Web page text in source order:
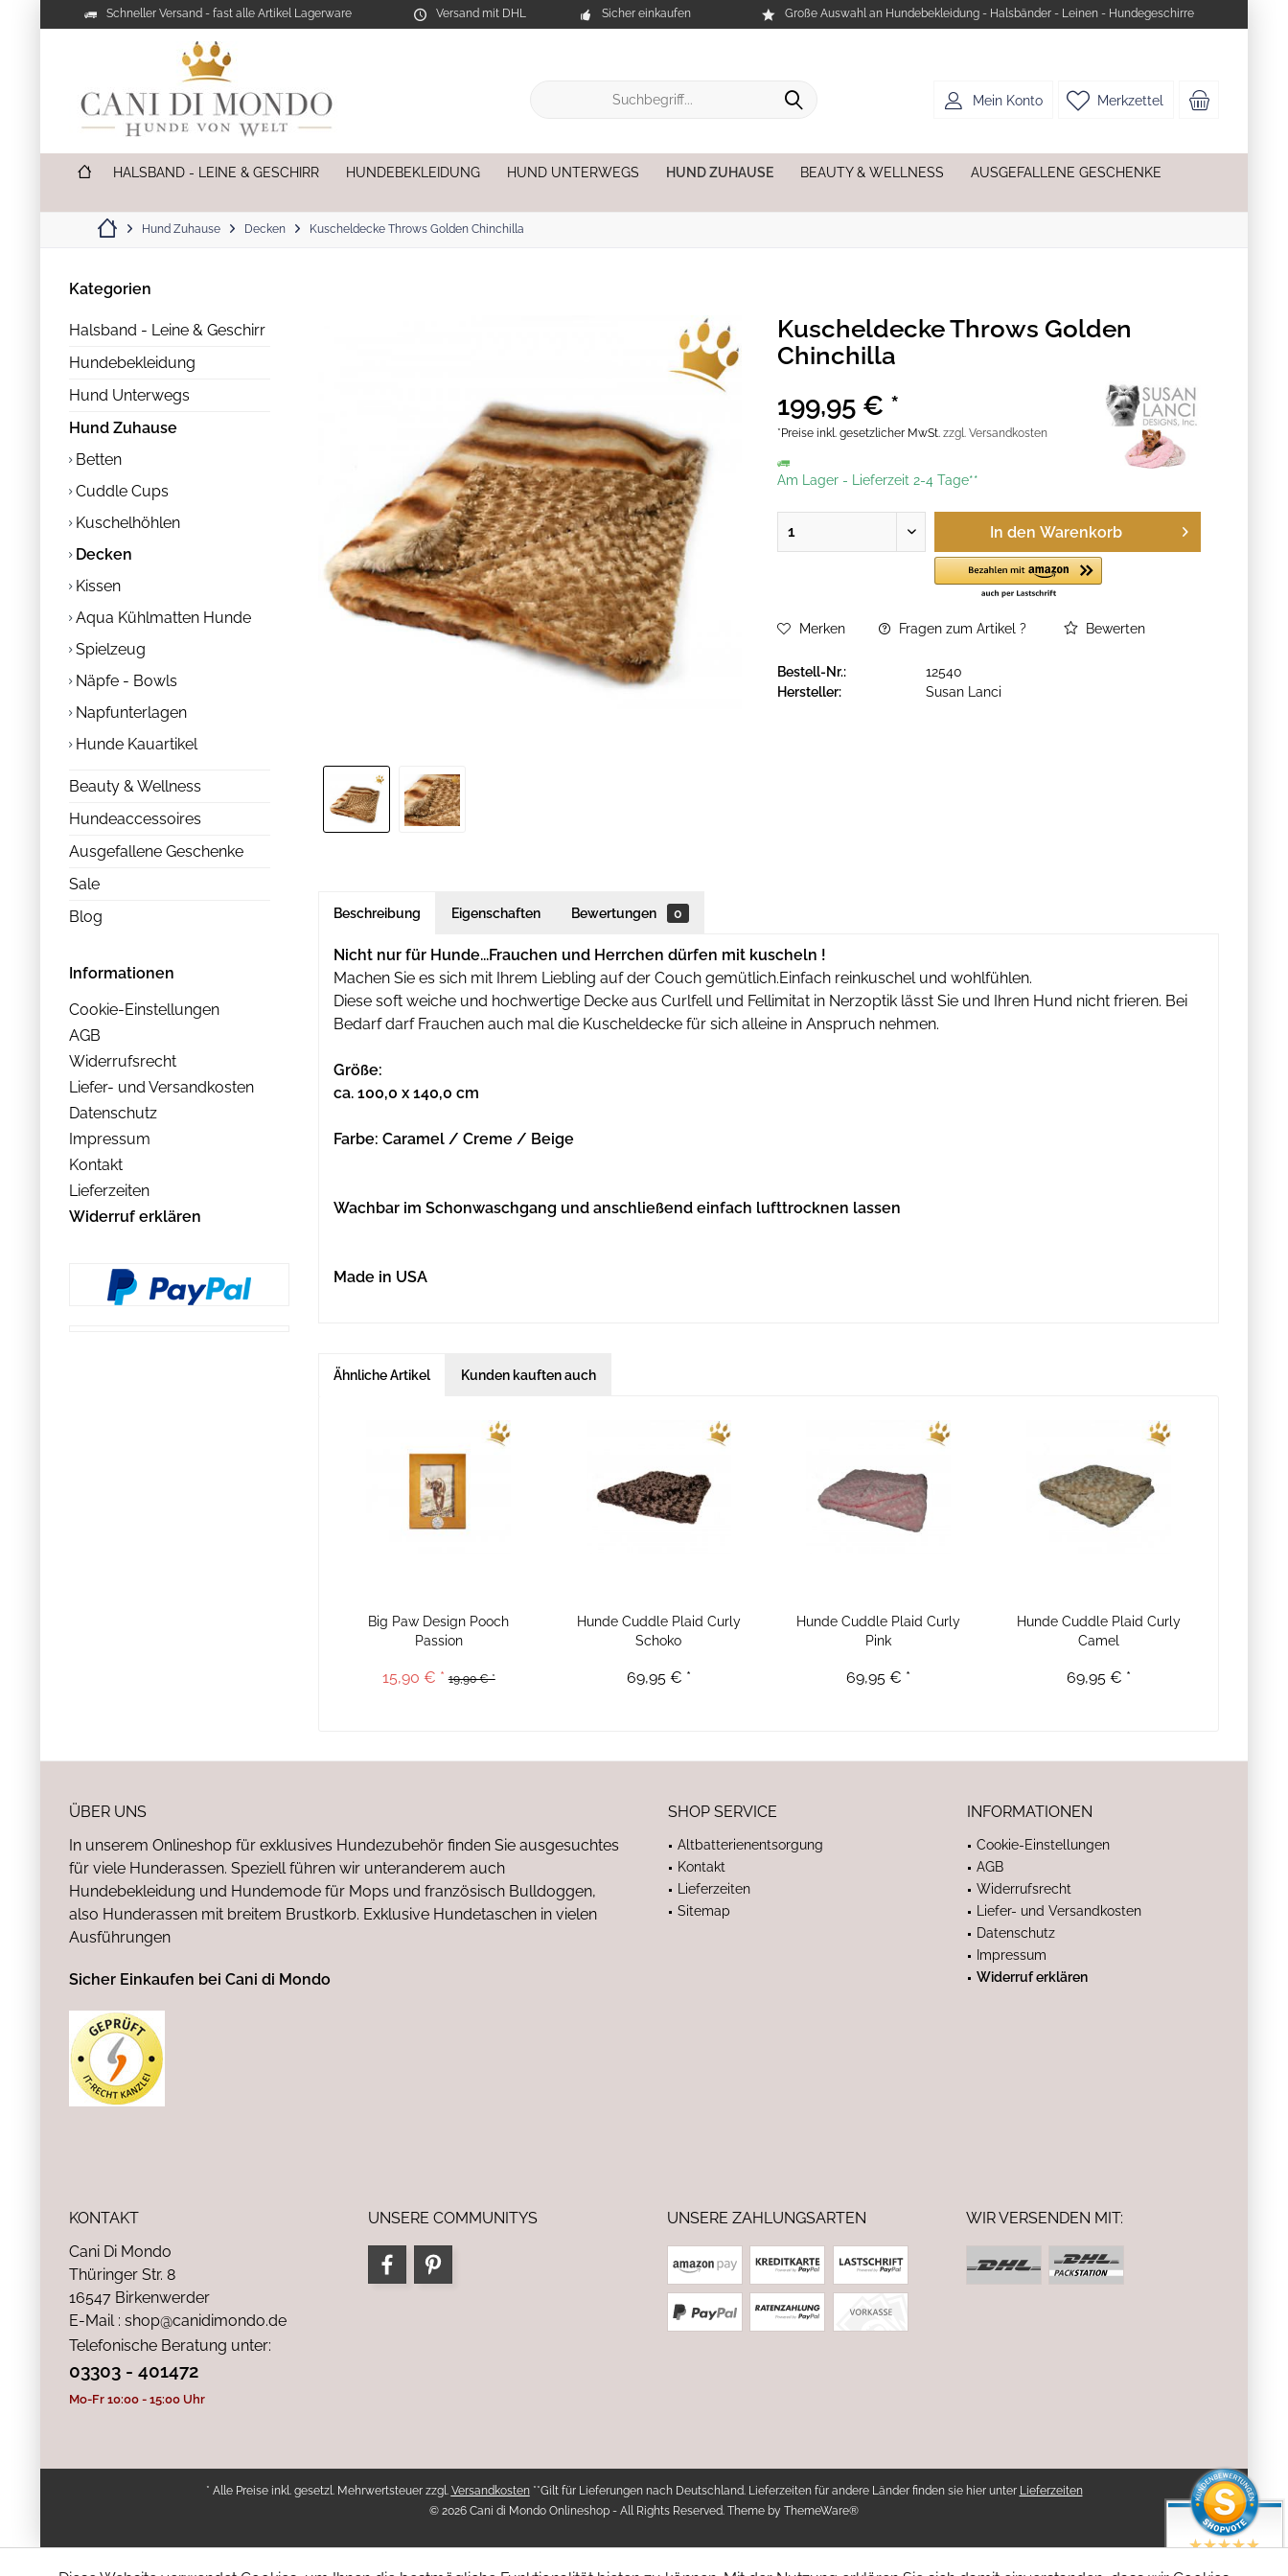
Schneller Versand - fast alle Artikel Lagerware Versand mit DHL Sicher einkaufen Große Auswahl an Hundebekleidung - Halsbänder - Leinen - Hundegeschirre
Merkzettel
Mein Konto
HALSBAND - LEINE & GESCHIRR HUNDEBEKLEIDUNG HUND UNTERWEGS HUND ZUHAUSE BEAUTY & WELLNESS AUSGEFALLENE GESCHENKE
Hund Zuhause Decken Kuscheldecke Throws Golden Chinchilla
Kategorien
Halsband - Leine & Geschirr
Hundebekleidung
Hund Unterwegs
Hund Zuhause
Betten
Cuddle Cups
Kuschelhöhlen
Decken
Kissen
Aqua Kühlmatten Hunde
Spielzeug
Näpfe - Bowls
Napfunterlagen
Hunde Kauartikel
Beauty & Wellness
Hundeaccessoires
Ausgefallene Geschenke
Sale
Blog
Informationen
Cookie-Einstellungen
AGB
Widerrufsrecht
Liefer- und Versandkosten
Datenschutz
Impressum
Kontakt
Lieferzeiten
Widerruf erklären
Kuscheldecke Throws Golden
Chinchilla
199,95 € *
*Preise inkl. gesetzlicher MwSt.zzgl. Versandkosten
Am Lager - Lieferzeit 2-4 Tage**
In den Warenkorb
Merken Fragen zum Artikel ? Bewerten
Bestell-Nr.:
12540
Hersteller:
Susan Lanci
Beschreibung Eigenschaften Bewertungen 0
Nicht nur für Hunde...Frauchen und Herrchen dürfen mit kuscheln !
Machen Sie es sich mit Ihrem Liebling auf der Couch gemütlich.Einfach reinkuschel und wohlfühlen.
Diese soft weiche und hochwertige Decke aus Curlfell und Fellimitat in Nerzoptik lässt Sie und Ihren Hund nicht frieren. Bei
Bedarf darf Frauchen auch mal die Kuscheldecke für sich alleine in Anspruch nehmen.
Größe:
ca. 100,0 x 140,0 cm
Farbe: Caramel / Creme / Beige
Wachbar im Schonwaschgang und anschließend einfach lufttrocknen lassen
Made in USA
Ähnliche Artikel Kunden kauften auch
Big Paw Design Pooch
Passion
15,90 € * 19,90 € *
Hunde Cuddle Plaid Curly
Schoko
69,95 € *
Hunde Cuddle Plaid Curly
Pink
69,95 € *
Hunde Cuddle Plaid Curly
Camel
69,95 € *
ÜBER UNS
In unserem Onlineshop für exklusives Hundezubehör finden Sie ausgesuchtes
für viele Hunderassen. Speziell führen wir unteranderem auch
Hundebekleidung und Hundemode für Mops und französisch Bulldoggen,
also Hunderassen mit breitem Brustkorb. Exklusive Hundetaschen in vielen
Ausführungen
Sicher Einkaufen bei Cani di Mondo
SHOP SERVICE
Altbatterienentsorgung
Kontakt
Lieferzeiten
Sitemap
INFORMATIONEN
Cookie-Einstellungen
AGB
Widerrufsrecht
Liefer- und Versandkosten
Datenschutz
Impressum
Widerruf erklären
KONTAKT
Cani Di Mondo
Thüringer Str. 8
16547 Birkenwerder
E-Mail : shop@canidimondo.de
Telefonische Beratung unter:
03303 - 401472
Mo-Fr 10:00 - 15:00 Uhr
UNSERE COMMUNITYS UNSERE ZAHLUNGSARTEN WIR VERSENDEN MIT:
* Alle Preise inkl. gesetzl. Mehrwertsteuer zzgl. Versandkosten**Gilt für Lieferungen nach Deutschland. Lieferzeiten für andere Länder finden sie hier unter Lieferzeiten
© 2026 Cani di Mondo Onlineshop - All Rights Reserved. Theme by ThemeWare®